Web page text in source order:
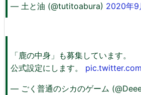
— 土と油 (@tutitoabura) 2020年9
「鹿の中身」も募集しています。
公式設定にします。
— ごく普通のシカのゲーム